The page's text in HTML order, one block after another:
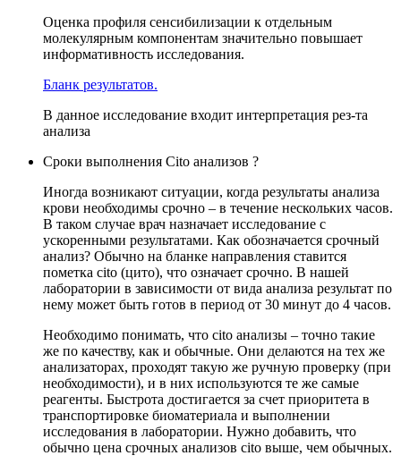
Оценка профиля сенсибилизации к отдельным
молекулярным компонентам значительно повышает
информативность исследования.
Бланк результатов.
В данное исследование входит интерпретация рез-та
анализа
Сроки выполнения Cito анализов ?
Иногда возникают ситуации, когда результаты анализа
крови необходимы срочно – в течение нескольких часов.
В таком случае врач назначает исследование с
ускоренными результатами. Как обозначается срочный
анализ? Обычно на бланке направления ставится
пометка cito (цито), что означает срочно. В нашей
лаборатории в зависимости от вида анализа результат по
нему может быть готов в период от 30 минут до 4 часов.
Необходимо понимать, что cito анализы – точно такие
же по качеству, как и обычные. Они делаются на тех же
анализаторах, проходят такую же ручную проверку (при
необходимости), и в них используются те же самые
реагенты. Быстрота достигается за счет приоритета в
транспортировке биоматериала и выполнении
исследования в лаборатории. Нужно добавить, что
обычно цена срочных анализов cito выше, чем обычных.